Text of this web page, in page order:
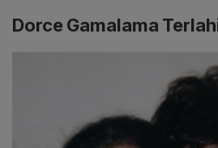
Dorce Gamalama